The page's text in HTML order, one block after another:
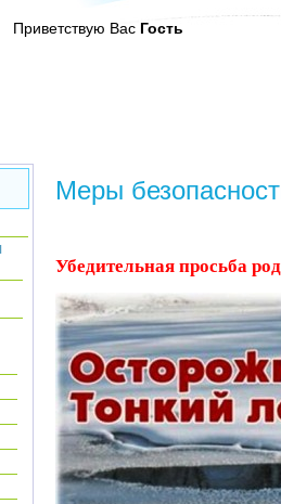
Приветствую Вас Гость
Меры
Убедительная просьба